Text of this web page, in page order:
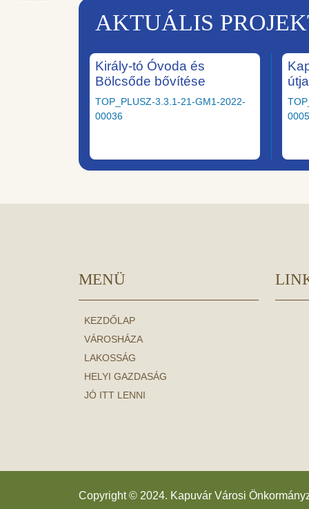
AKTUÁLIS
Király-tó Óvoda és
Bölcsőde bővítése
TOP_PLUSZ-3.3.1-21-GM1-2022-
00036
MENÜ
KEZDŐLAP
VÁROSHÁZA
LAKOSSÁG
HELYI GAZDASÁG
JÓ ITT LENNI
Copyright © 2024. Kapuvár Városi